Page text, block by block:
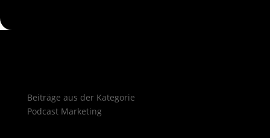
Beiträge aus der Kategorie
Podcast Marketing